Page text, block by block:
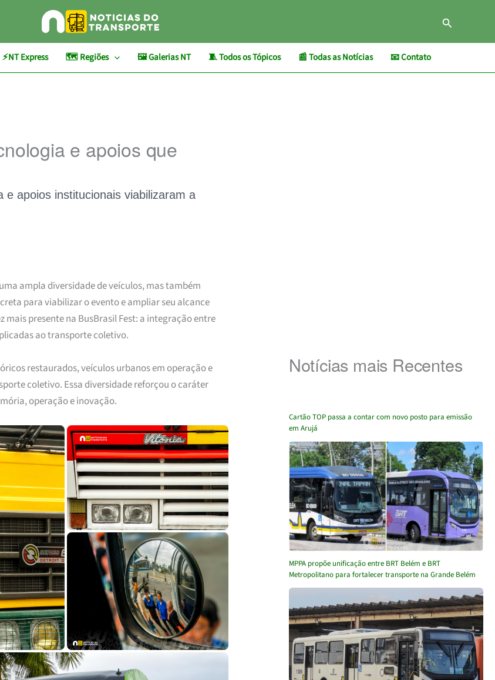
Pesquisar
⚡NT Express 🗺️ Regiões 🖼️ Galerias NT 🧵 Todos os Tópicos 📰 Todas as Notícias 📧 Contato
e apoios que
apoios institucionais viabilizaram a
ampla diversidade de veículos, mas também
para viabilizar o evento e ampliar seu alcance
presente na BusBrasil Fest: a integração entre
ao transporte coletivo.
restaurados, veículos urbanos em operação e
coletivo. Essa diversidade reforçou o caráter
operação e inovação.
Notícias mais Recentes
Cartão TOP passa a contar com novo posto para emissão
em Arujá
MPPA propõe unificação entre BRT Belém e BRT
Metropolitano para fortalecer transporte na Grande Belém